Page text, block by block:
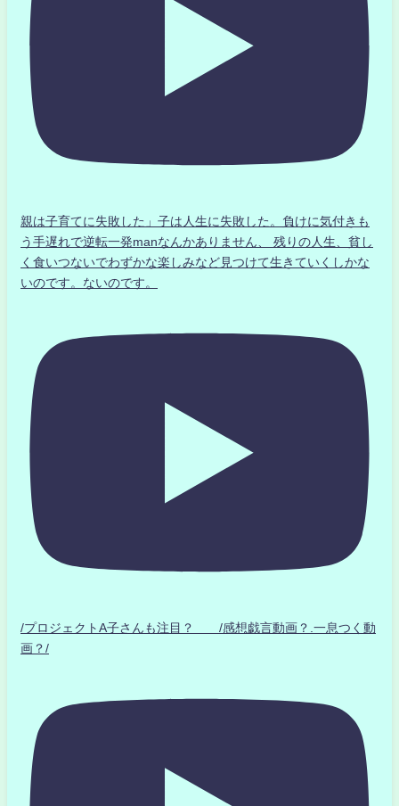
親は子育てに失敗した」子は人生に失敗した。負けに気付きも
う手遅れで逆転一発manなんかありません、 残りの人生、貧し
く食いつないでわずかな楽しみなど見つけて生きていくしかな
いのです。ないのです。
/プロジェクトA子さんも注目？ /感想戯言動画？.一息つく動
画？/